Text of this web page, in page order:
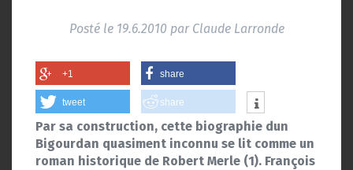
Posté le 19.6.2010 par Claude Larronde
+1 share
tweet share
Par sa construction, cette biographie dun
Bigourdan quasiment inconnu se lit comme un
roman historique de Robert Merle (1). François